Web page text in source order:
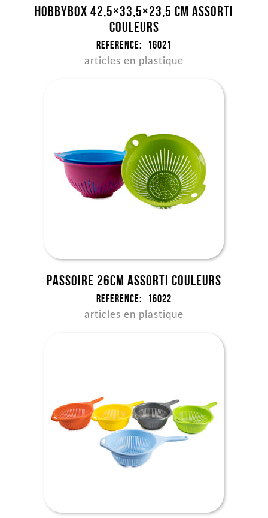
Hobbybox 42,5×33,5×23,5 cm assorti
couleurs
Reference: 16021
articles en plastique
Passoire 26cm assorti couleurs
Reference: 16022
articles en plastique